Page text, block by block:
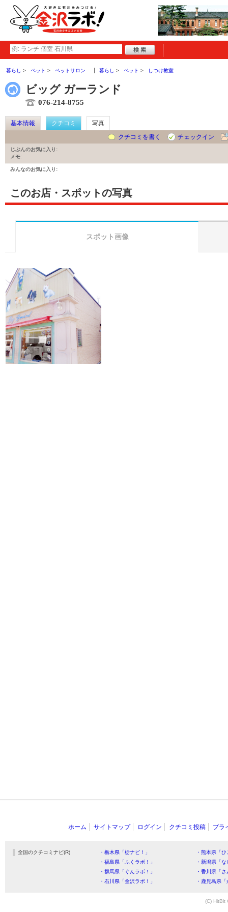
暮らし ペット ペットサロン 暮らし ペット しつけ教室
ビッグ ガーランド
076-214-8755
基本情報 クチコミ
写真
クチコミを書く
チェックイン
じぶんのお気に入り:
メモ:
みんなのお気に入り:
このお店・スポットの写真
スポット画像
ホーム サイトマップ ログイン クチコミ投稿 プラ
全国のクチコミナビ(R) ・栃木県「栃ナビ！」
・熊本県「
・福島県「ふくラボ！」
・新潟県「
・群馬県「ぐんラボ！」
・香川県「
・石川県「金沢ラボ！」
・鹿児島県
(C) HitBit